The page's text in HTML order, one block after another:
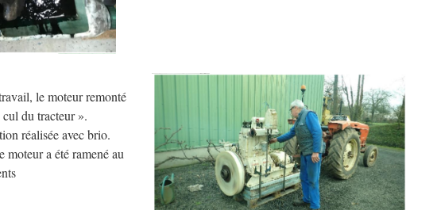
le moteur remonté
du tracteur ».
réalisée avec brio.
moteur a été ramené au